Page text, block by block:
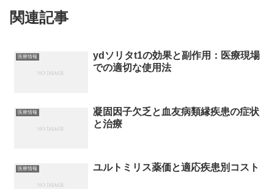
関連記事
医療情報
ydソリタt1の効果と副作用：医療現場
での適切な使用法
医療情報
凝固因子欠乏と血友病類縁疾患の症状
と治療
医療情報 ユルトミリス薬価と適応疾患別コスト